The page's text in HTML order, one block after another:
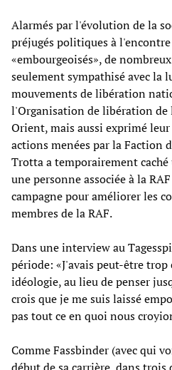
Alarmés par l'évolution de la
préjugés politiques à
«embourgeoisés», de
seulement sympathisé avec la
mouvements de libération
l'Organisation de libération de
Orient, mais aussi exprimé
actions menées par la Faction
Trotta a temporairement
une personne associée à la
campagne pour améliorer les
membres de la RAF.
Dans une interview au
période: «J'avais peut-être
idéologie, au lieu de penser
crois que je me suis laissé
pas tout ce en quoi nous
Comme Fassbinder (avec qui